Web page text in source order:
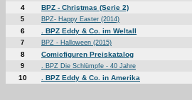
4 BPZ - Christmas (Serie 2)
5 BPZ- Happy Easter (2014)
6 . BPZ Eddy & Co. im Weltall
7 BPZ - Halloween (2015)
8 Comicfiguren Preiskatalog
9 . BPZ Die Schlümpfe - 40 Jahre
10 . BPZ Eddy & Co. in Amerika